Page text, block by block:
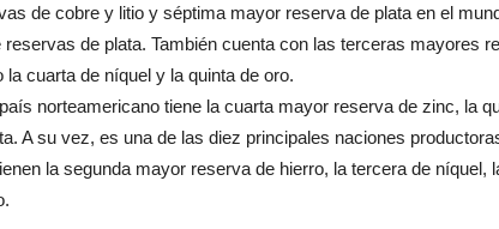
de cobre y litio y séptima mayor reserva de plata en el
reservas de plata. También cuenta con las terceras mayores
cuarta de níquel y la quinta de oro.
norteamericano tiene la cuarta mayor reserva de zinc, la
A su vez, es una de las diez principales naciones
la segunda mayor reserva de hierro, la tercera de níquel,